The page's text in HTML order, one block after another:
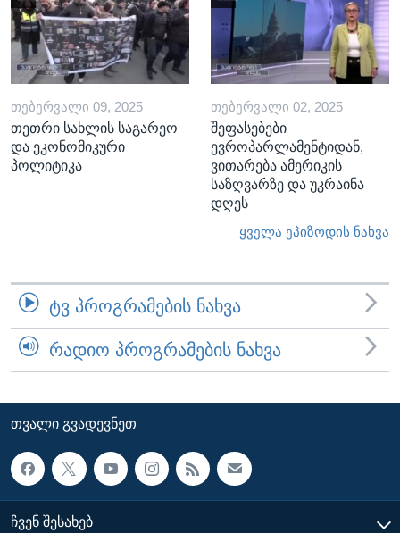
ᲗᲔᲑᲔᲠᲕᲐᲚᲘ 09, 2025
თეთრი სახლის საგარეო
და ეკონომიკური
პოლიტიკა
ᲗᲔᲑᲔᲠᲕᲐᲚᲘ 02, 2025
შეფასებები
ევროპარლამენტიდან,
ვითარება ამერიკის
საზღვარზე და უკრაინა
დღეს
ყველა ეპიზოდის ნახვა
ᲢᲕ ᲞᲠᲝᲒᲠᲐᲛᲔᲑᲘᲡ ᲜᲐᲮᲕᲐ
ᲠᲐᲓᲘᲝ ᲞᲠᲝᲒᲠᲐᲛᲔᲑᲘᲡ ᲜᲐᲮᲕᲐ
ᲗᲕᲐᲚᲘ ᲒᲕᲐᲓᲔᲕᲜᲔᲗ
ᲩᲕᲔᲜ ᲨᲔᲡᲐᲮᲔᲑ